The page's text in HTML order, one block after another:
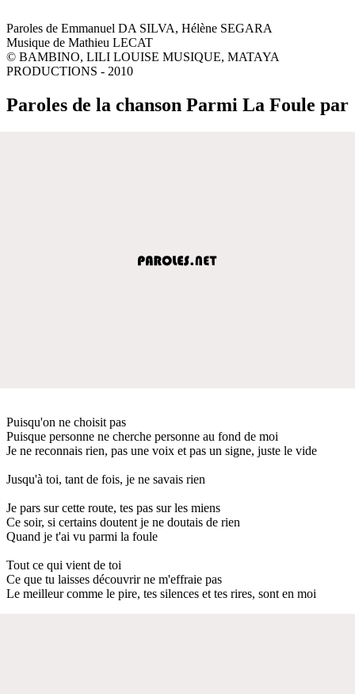
Paroles de Emmanuel DA SILVA, Hélène SEGARA
Musique de Mathieu LECAT
© BAMBINO, LILI LOUISE MUSIQUE, MATAYA
PRODUCTIONS - 2010
Paroles de la chanson Parmi La Foule par
Puisqu'on ne choisit pas
Puisque personne ne cherche personne au fond de moi
Je ne reconnais rien, pas une voix et pas un signe, juste le vide
Jusqu'à toi, tant de fois, je ne savais rien
Je pars sur cette route, tes pas sur les miens
Ce soir, si certains doutent je ne doutais de rien
Quand je t'ai vu parmi la foule
Tout ce qui vient de toi
Ce que tu laisses découvrir ne m'effraie pas
Le meilleur comme le pire, tes silences et tes rires, sont en moi